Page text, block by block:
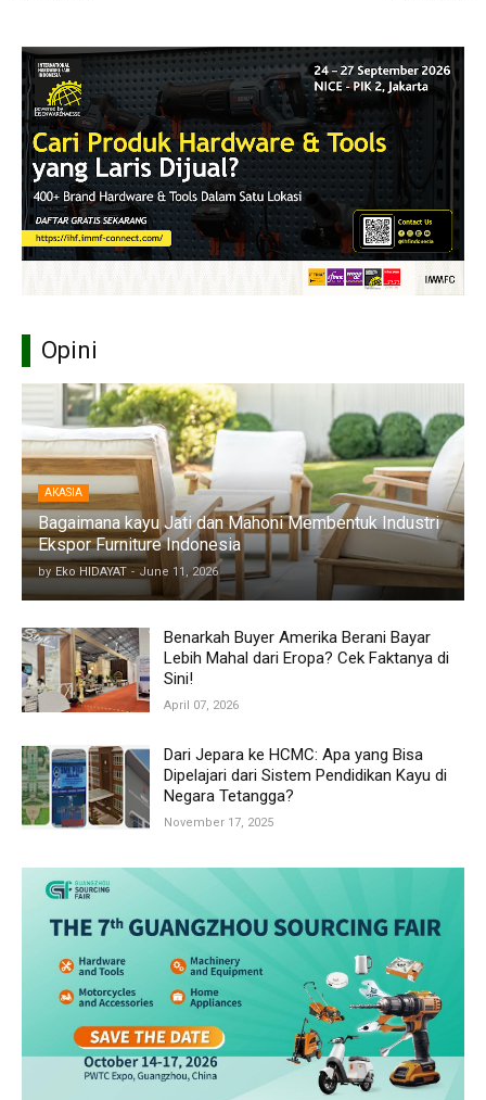
Opini
AKASIA
Bagaimana kayu Jati dan Mahoni Membentuk Industri
Ekspor Furniture Indonesia
by Eko HIDAYAT - June 11, 2026
Benarkah Buyer Amerika Berani Bayar
Lebih Mahal dari Eropa? Cek Faktanya di
Sini!
April 07, 2026
Dari Jepara ke HCMC: Apa yang Bisa
Dipelajari dari Sistem Pendidikan Kayu di
Negara Tetangga?
November 17, 2025